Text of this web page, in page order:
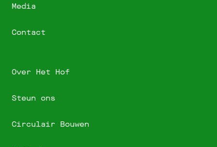
Media
Contact
Over Het Hof
Steun ons
Circulair Bouwen